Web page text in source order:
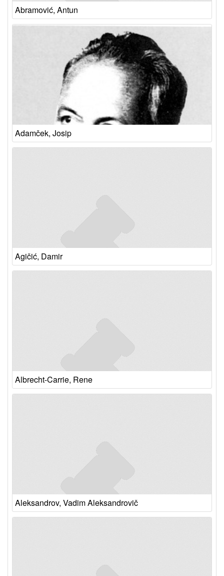
Abramović, Antun
Adamček, Josip
Agičić, Damir
Albrecht-Carrie, Rene
Aleksandrov, Vadim Aleksandrovič